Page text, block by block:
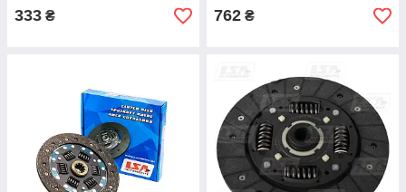
333 ₴ 762 ₴